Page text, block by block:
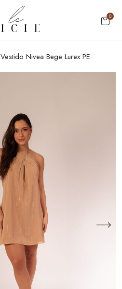
0
Vestido Nivea Bege Lurex PE